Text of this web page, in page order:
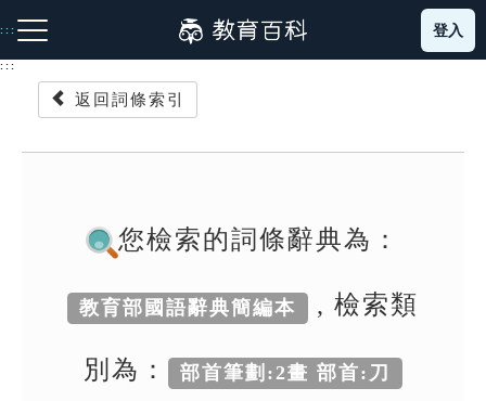
到
主
:::
生字詞彙表
登入
:::
返回詞條索引
您檢索的詞條辭典為：
教育部國語辭典簡編本 , 檢索類
別為： 部首筆劃:2畫 部首:刀